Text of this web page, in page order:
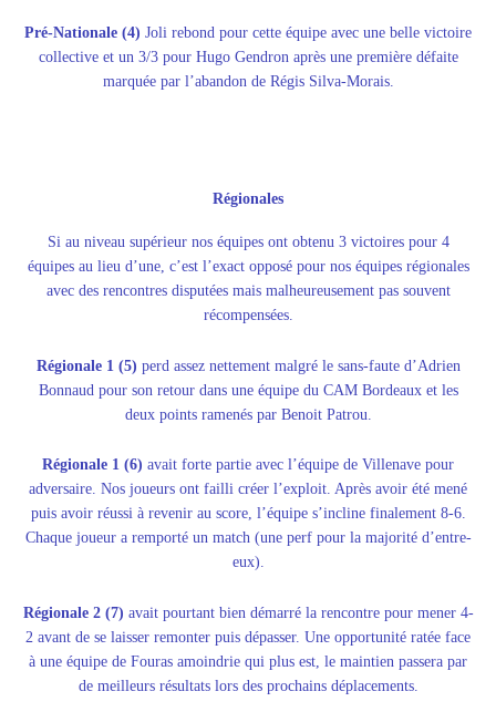
Pré-Nationale (4) Joli rebond pour cette équipe avec une belle victoire
collective et un 3/3 pour Hugo Gendron après une première défaite
marquée par l’abandon de Régis Silva-Morais.
Régionales
Si au niveau supérieur nos équipes ont obtenu 3 victoires pour 4
équipes au lieu d’une, c’est l’exact opposé pour nos équipes régionales
avec des rencontres disputées mais malheureusement pas souvent
récompensées.
Régionale 1 (5) perd assez nettement malgré le sans-faute d’Adrien
Bonnaud pour son retour dans une équipe du CAM Bordeaux et les
deux points ramenés par Benoit Patrou.
Régionale 1 (6) avait forte partie avec l’équipe de Villenave pour
adversaire. Nos joueurs ont failli créer l’exploit. Après avoir été mené
puis avoir réussi à revenir au score, l’équipe s’incline finalement 8-6.
Chaque joueur a remporté un match (une perf pour la majorité d’entre-
eux).
Régionale 2 (7) avait pourtant bien démarré la rencontre pour mener 4-
2 avant de se laisser remonter puis dépasser. Une opportunité ratée face
à une équipe de Fouras amoindrie qui plus est, le maintien passera par
de meilleurs résultats lors des prochains déplacements.